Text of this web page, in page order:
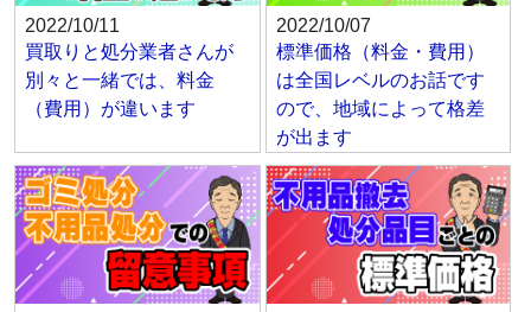
2022/10/11
買取りと処分業者さんが
別々と一緒では、料金
（費用）が違います
2022/10/07
標準価格（料金・費用）
は全国レベルのお話です
ので、地域によって格差
が出ます